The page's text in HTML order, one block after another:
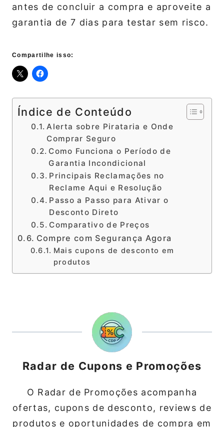
antes de concluir a compra e aproveite a
garantia de 7 dias para testar sem risco.
Compartilhe isso:
Índice de Conteúdo
Alerta sobre Pirataria e Onde
Comprar Seguro
Como Funciona o Período de
Garantia Incondicional
Principais Reclamações no
Reclame Aqui e Resolução
Passo a Passo para Ativar o
Desconto Direto
Comparativo de Preços
Compre com Segurança Agora
Mais cupons de desconto em
produtos
Radar de Cupons e Promoções
O Radar de Promoções acompanha
ofertas, cupons de desconto, reviews de
produtos e oportunidades de compra em